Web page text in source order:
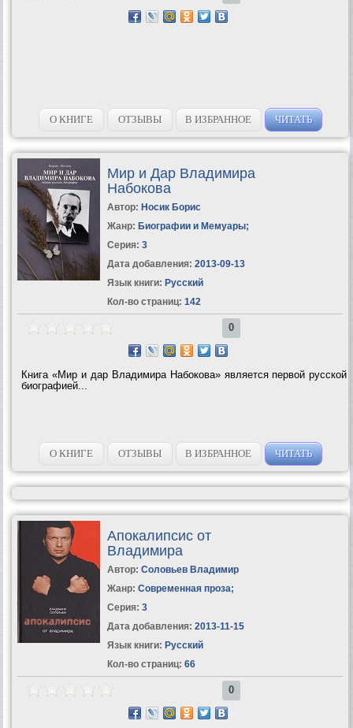
О КНИГЕ ОТЗЫВЫ В ИЗБРАННОЕ ЧИТАТЬ
Мир и Дар Владимира
Набокова
Автор: Носик Борис
Жанр: Биографии и Мемуары;
Серия: 3
Дата добавления: 2013-09-13
Язык книги: Русский
Кол-во страниц: 142
0
Книга «Мир и дар Владимира Набокова» является первой русской
биографией...
О КНИГЕ ОТЗЫВЫ В ИЗБРАННОЕ ЧИТАТЬ
Апокалипсис от
Владимира
Автор: Соловьев Владимир
Жанр: Современная проза;
Серия: 3
Дата добавления: 2013-11-15
Язык книги: Русский
Кол-во страниц: 66
0